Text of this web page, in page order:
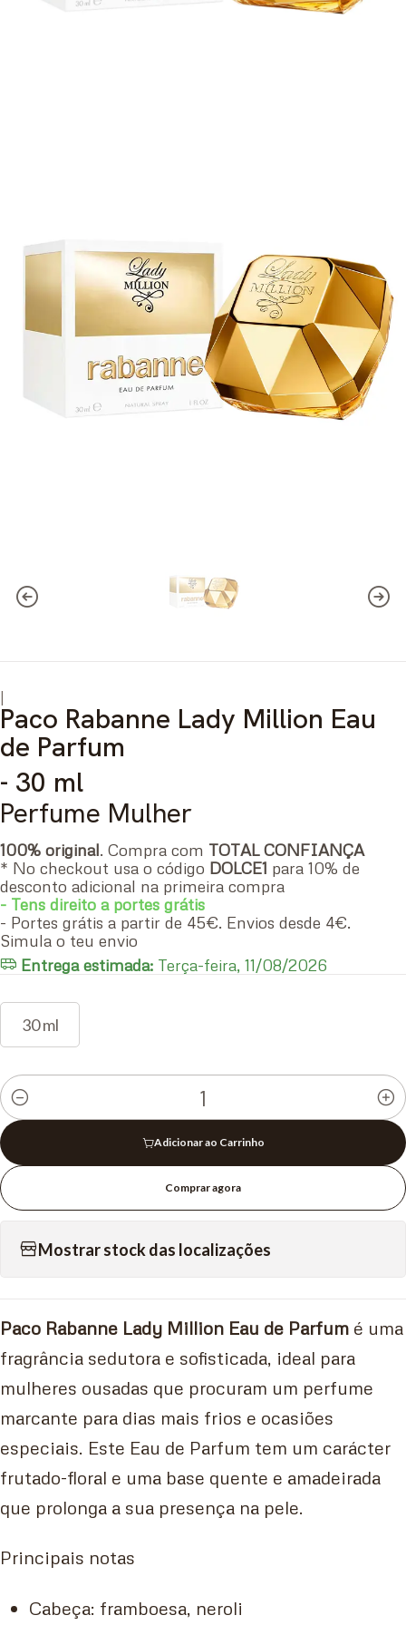
|
Paco Rabanne Lady Million Eau
de Parfum
- 30 ml
Perfume Mulher
100% original. Compra com TOTAL CONFIANÇA
* No checkout usa o código DOLCE1 para 10% de
desconto adicional na primeira compra
- Tens direito a portes grátis
- Portes grátis a partir de 45€. Envios desde 4€.
Simula o teu envio
Entrega estimada: Terça-feira, 11/08/2026
30 ml
Quantidade
Adicionar ao Carrinho
Comprar agora
Mostrar stock das localizações
Paco Rabanne Lady Million Eau de Parfum é uma
fragrância sedutora e sofisticada, ideal para
mulheres ousadas que procuram um perfume
marcante para dias mais frios e ocasiões
especiais. Este Eau de Parfum tem um carácter
frutado-floral e uma base quente e amadeirada
que prolonga a sua presença na pele.
Principais notas
Cabeça: framboesa, neroli